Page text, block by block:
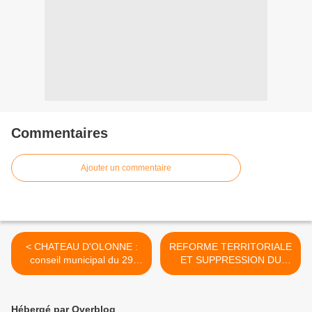
Commentaires
Ajouter un commentaire
< CHATEAU D'OLONNE :
conseil municipal du 29
septembre 2014
REFORME TERRITORIALE
ET SUPPRESSION DU
SENAT : un texte bien
Hébergé par Overblog